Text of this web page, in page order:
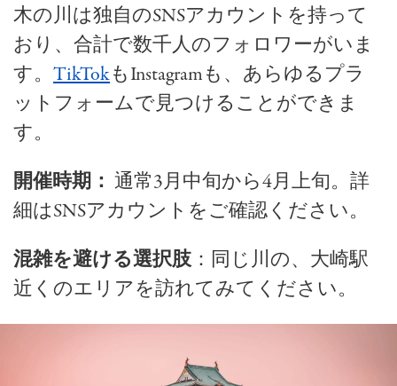
木の川は独自のSNSアカウントを持って
おり、合計で数千人のフォロワーがいま
す。 TikTokもInstagramも、あらゆるプラ
ットフォームで見つけることができま
す。
開催時期： 通常3月中旬から4月上旬。詳
細はSNSアカウントをご確認ください。
混雑を避ける選択肢：同じ川の、大崎駅
近くのエリアを訪れてみてください。